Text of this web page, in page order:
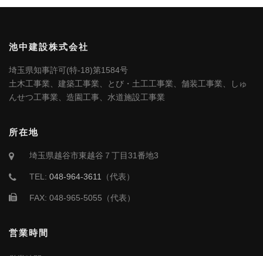
池中建設株式会社
埼玉県知事許可(特-18)第1584号
土木工事業、建築工事業、とび・土工工事業、舗装工事業、しゅ
んせつ工事業、造園工事、水道施設工事業
所在地
埼玉県越谷市東越谷７丁目31番地3
TEL: 048-964-3611 （代表）
FAX: 048-965-5055（代表）
営業時間